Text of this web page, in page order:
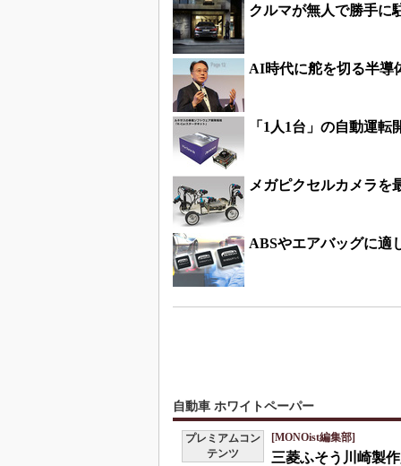
クルマが無人で勝手に
AI時代に舵を切る半導
「1人1台」の自動運
メガピクセルカメラを
ABSやエアバッグに適
自動車 ホワイトペーパー
プレミアムコン
テンツ
[MONOist編集部]
三菱ふそう川崎製